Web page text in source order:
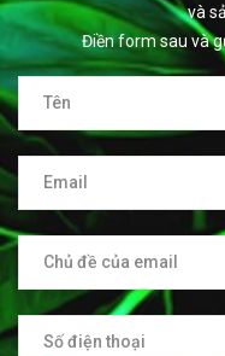
và
Điền form sau và